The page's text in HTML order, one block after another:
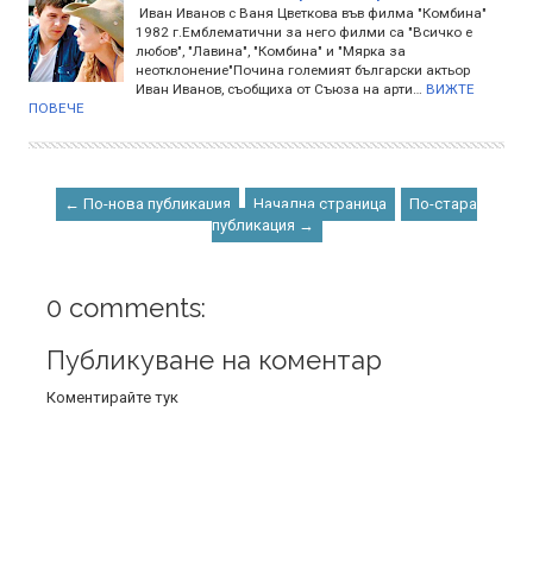
Иван Иванов с Ваня Цветкова във филма "Комбина"
1982 г.Емблематични за него филми са "Всичко е
любов", "Лавина", "Комбина" и "Мярка за
неотклонение"Почина големият български актьор
Иван Иванов, съобщиха от Съюза на арти…
ВИЖТЕ
ПОВЕЧЕ
← По-нова публикация Начална страница
По-стара
публикация →
0 comments:
Публикуване на коментар
Коментирайте тук